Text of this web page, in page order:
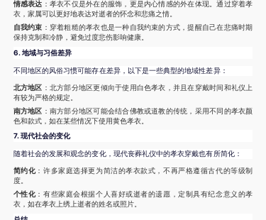
情感表达 ：孝衣不仅是外在的服饰，更是内心情感的外在体现。通过穿着孝
衣，家属可以更好地表达对逝者的怀念和悲痛之情。
自我约束 ：穿着粗糙的孝衣也是一种自我约束的方式，提醒自己在悲痛时期
保持克制和冷静，避免过度悲伤影响健康。
6. 地域与习俗差异
不同地区的风俗习惯可能存在差异，以下是一些典型的地域性差异：
北方地区 ：北方部分地区更倾向于使用白色孝衣，并且在穿戴时间和礼仪上
有较为严格的规定。
南方地区 ：南方部分地区可能会结合佛教或道教的传统，采用不同的孝衣颜
色和款式，如在某些情况下使用黄色孝衣。
7. 现代社会的变化
随着社会的发展和观念的变化，现代丧葬礼仪中的孝衣穿戴也有所简化：
简约化：许多家庭选择更为简洁的孝衣款式，不再严格遵循古代的等级制
度。
个性化：有些家庭会根据个人喜好或逝者的遗愿，定制具有纪念意义的孝
衣，如在孝衣上绣上逝者的姓名或照片。